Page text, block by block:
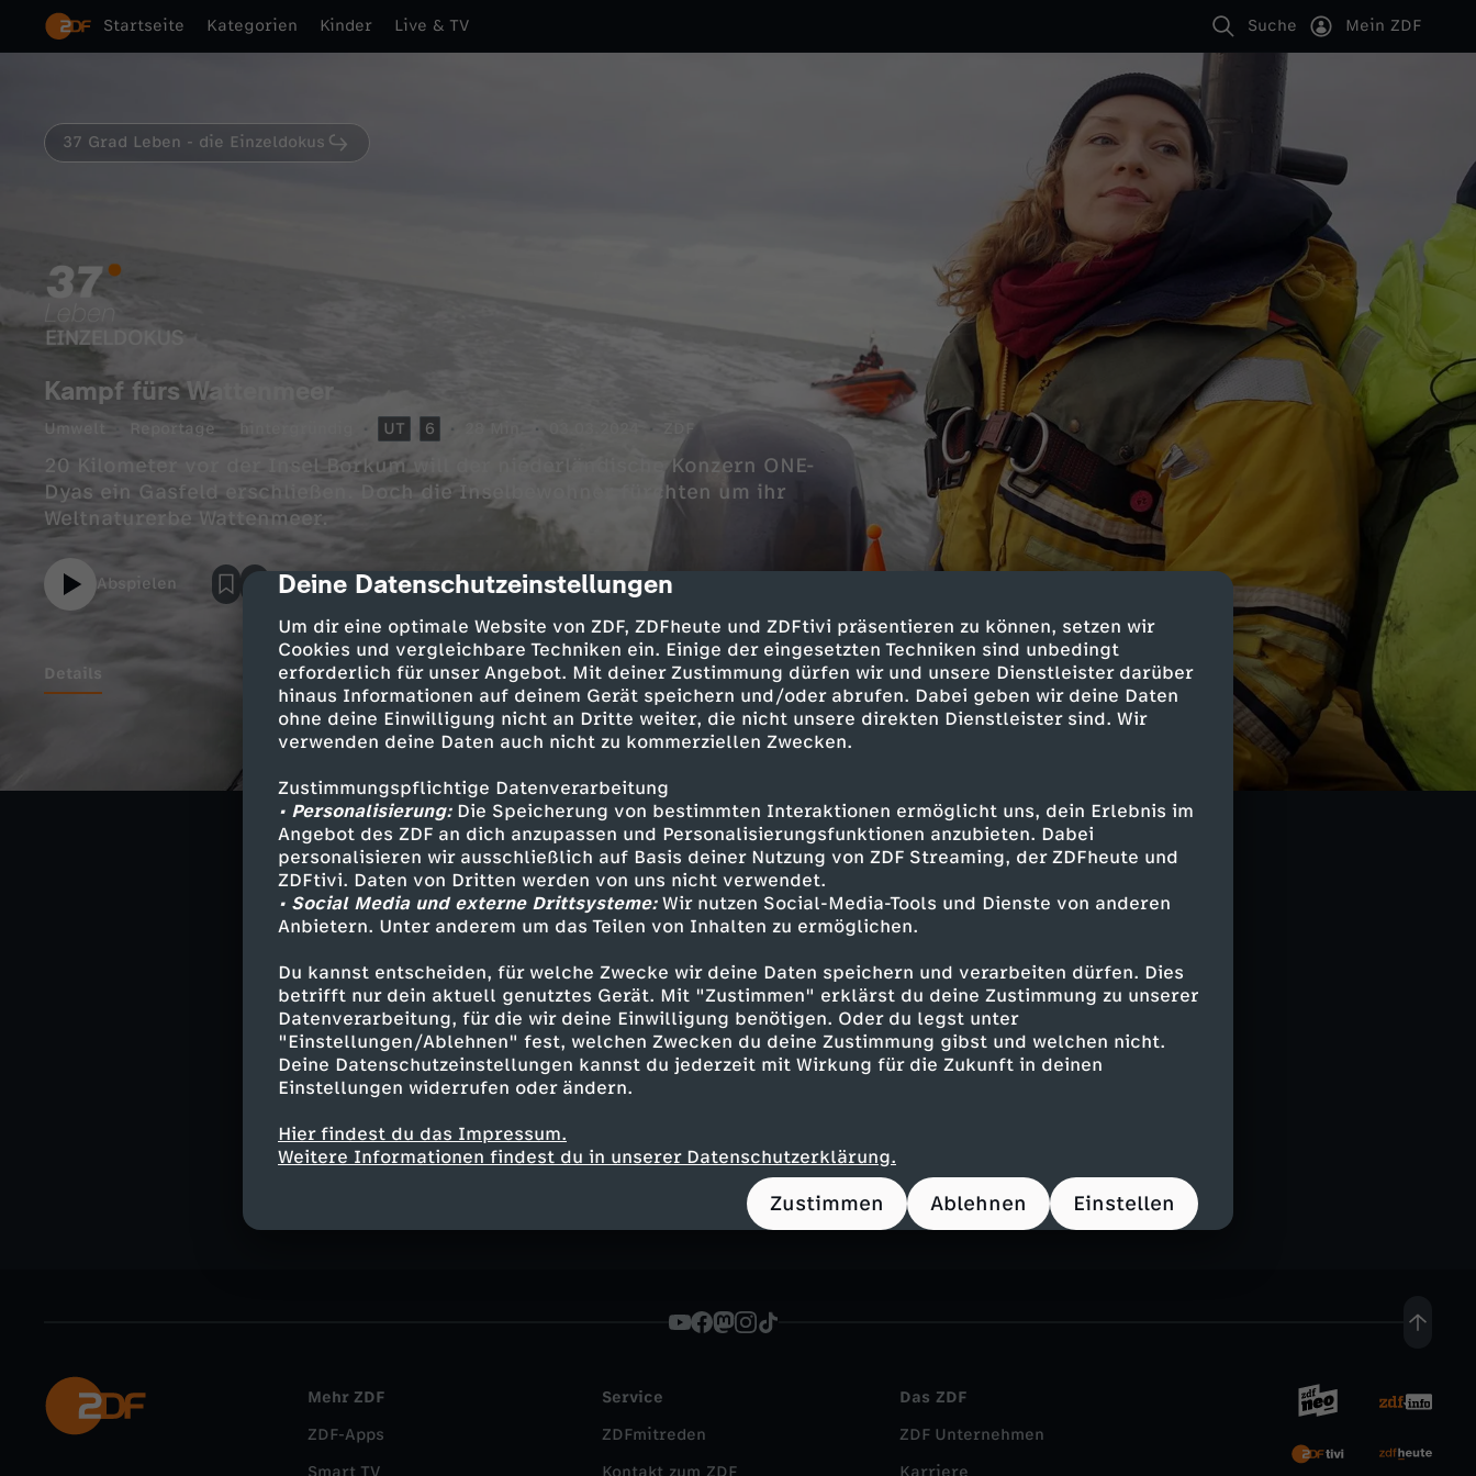
cmp-dialog-description
Deine Datenschutzeinstellungen
Um dir eine optimale Website von ZDF, ZDFheute und ZDFtivi präsentieren zu können, setzen wir
Cookies und vergleichbare Techniken ein. Einige der eingesetzten Techniken sind unbedingt
erforderlich für unser Angebot. Mit deiner Zustimmung dürfen wir und unsere Dienstleister darüber
hinaus Informationen auf deinem Gerät speichern und/oder abrufen. Dabei geben wir deine Daten
ohne deine Einwilligung nicht an Dritte weiter, die nicht unsere direkten Dienstleister sind. Wir
verwenden deine Daten auch nicht zu kommerziellen Zwecken.
Zustimmungspflichtige Datenverarbeitung
• Personalisierung:Die Speicherung von bestimmten Interaktionen ermöglicht uns, dein Erlebnis im
Angebot des ZDF an dich anzupassen und Personalisierungsfunktionen anzubieten. Dabei
personalisieren wir ausschließlich auf Basis deiner Nutzung von ZDF Streaming, der ZDFheute und
ZDFtivi. Daten von Dritten werden von uns nicht verwendet.
• Social Media und externe Drittsysteme:Wir nutzen Social-Media-Tools und Dienste von anderen
Anbietern. Unter anderem um das Teilen von Inhalten zu ermöglichen.
Du kannst entscheiden, für welche Zwecke wir deine Daten speichern und verarbeiten dürfen. Dies
betrifft nur dein aktuell genutztes Gerät. Mit "Zustimmen" erklärst du deine Zustimmung zu unserer
Datenverarbeitung, für die wir deine Einwilligung benötigen. Oder du legst unter
"Einstellungen/Ablehnen" fest, welchen Zwecken du deine Zustimmung gibst und welchen nicht.
Deine Datenschutzeinstellungen kannst du jederzeit mit Wirkung für die Zukunft in deinen
Einstellungen widerrufen oder ändern.
Hier findest du das Impressum.
Weitere Informationen findest du in unserer Datenschutzerklärung.
Zustimmen Ablehnen Einstellen
Startseite Kategorien Kinder Live & TV Suche Mein ZDF
37 Grad Leben - die Einzeldokus
Kampf fürs Wattenmeer
Umwelt Reportage UT 6 ZDF
20 Kilometer vor der Insel Borkum will der niederländische Konzern ONE-
Dyas ein Gasfeld erschließen. Doch die Inselbewohner fürchten um ihr
Weltnaturerbe Wattenmeer.
Abspielen
Details
Bis vors Gericht in Den Haag begleitet der Film mehrere junge Menschen, die
sich gegen das Gasfeld engagieren. Am 25. Januar 2024 wird über das Projekt
verhandelt. Beide Seiten haben Argumente: einerseits Energiesicherheit,
anderseits Natur- und Klimaschutz.
Umwelt Reportage hintergründig Untertitel
FSK 6
37 Grad Leben - die Einzeldokus
37 Grad Leben
YouTube TikTok Instagram Facebook
Mehr ZDF
ZDF-Apps
Smart TV
Service
ZDFmitreden
Kontakt zum ZDF
Das ZDF
ZDF Unternehmen
Karriere